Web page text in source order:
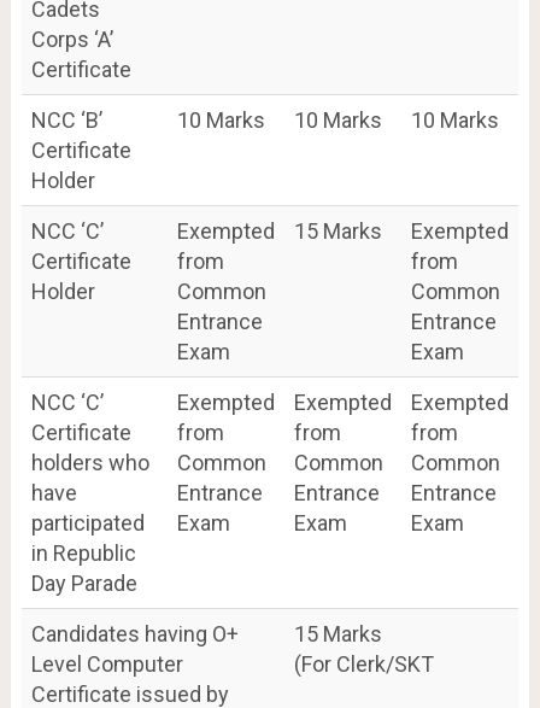
Cadets
Corps ‘A’
Certificate
NCC ‘B’
Certificate
Holder
10 Marks 10 Marks 10 Marks
NCC ‘C’
Certificate
Holder
Exempted
from
Common
Entrance
Exam
15 Marks
Exempted
from
Common
Entrance
Exam
NCC ‘C’
Certificate
holders who
have
participated
in Republic
Day Parade
Exempted
from
Common
Entrance
Exam
Exempted
from
Common
Entrance
Exam
Exempted
from
Common
Entrance
Exam
Candidates having O+
Level Computer
Certificate issued by
15 Marks
(For Clerk/SKT